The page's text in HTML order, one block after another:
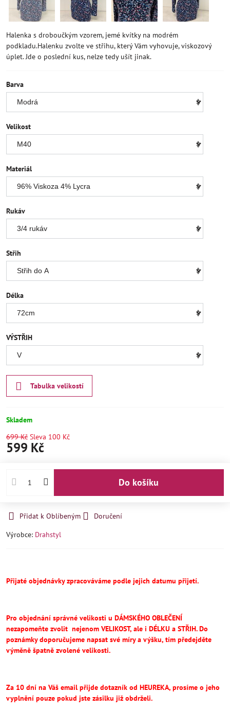
Halenka s droboučkým vzorem, jemé kvítky na modrém
podkladu.Halenku zvolte ve střihu, který Vám vyhovuje, viskozový
úplet. Jde o poslední kus, nelze tedy ušít jinak.
Barva
Velikost
Materiál
Rukáv
Střih
Délka
VÝSTŘIH
Tabulka velikostí
Skladem
699 Kč Sleva 100 Kč
599 Kč
Do košíku
Přidat k Oblíbeným
Doručení
Výrobce: Drahstyl
Přijaté objednávky zpracováváme podle jejich datumu přijetí.
Pro objednání správné velikosti u DÁMSKÉHO OBLEČENÍ
nezapomeňte zvolit nejenom VELIKOST, ale i DÉLKU a STŘIH.Do
poznámky doporučujeme napsat své míry a výšku, tím předejděte
výměně špatně zvolené velikosti.
Za 10 dní na Váš email přijde dotazník od HEUREKA, prosíme o jeho
vyplnění pouze pokud jste zásilku již obdrželi.